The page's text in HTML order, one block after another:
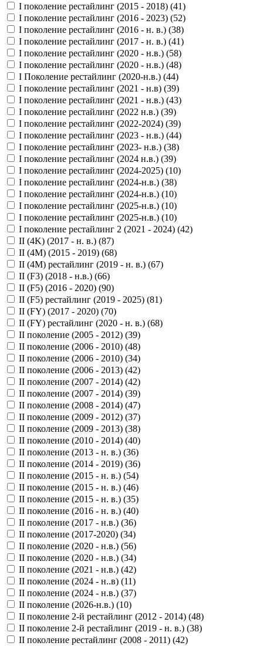
I поколение рестайлинг (2015 - 2018) (41)
I поколение рестайлинг (2016 - 2023) (52)
I поколение рестайлинг (2016 - н. в.) (38)
I поколение рестайлинг (2017 - н. в.) (41)
I поколение рестайлинг (2020 - н.в.) (58)
I поколение рестайлинг (2020 - н.в.) (48)
I Поколение рестайлинг (2020-н.в.) (44)
I поколение рестайлинг (2021 - н.в) (39)
I поколение рестайлинг (2021 - н.в.) (43)
I поколение рестайлинг (2022 н.в.) (39)
I поколение рестайлинг (2022-2024) (39)
I поколение рестайлинг (2023 - н.в.) (44)
I поколение рестайлинг (2023- н.в.) (38)
I поколение рестайлинг (2024 н.в.) (39)
I поколение рестайлинг (2024-2025) (10)
I поколение рестайлинг (2024-н.в.) (38)
I поколение рестайлинг (2024-н.в.) (10)
I поколение рестайлинг (2025-н.в.) (10)
I поколение рестайлинг (2025-н.в.) (10)
I поколение рестайлинг 2 (2021 - 2024) (42)
II (4K) (2017 - н. в.) (87)
II (4M) (2015 - 2019) (68)
II (4M) рестайлинг (2019 - н. в.) (67)
II (F3) (2018 - н.в.) (66)
II (F5) (2016 - 2020) (90)
II (F5) рестайлинг (2019 - 2025) (81)
II (FY) (2017 - 2020) (70)
II (FY) рестайлинг (2020 - н. в.) (68)
II поколение (2005 - 2012) (39)
II поколение (2006 - 2010) (48)
II поколение (2006 - 2010) (34)
II поколение (2006 - 2013) (42)
II поколение (2007 - 2014) (42)
II поколение (2007 - 2014) (39)
II поколение (2008 - 2014) (47)
II поколение (2009 - 2012) (37)
II поколение (2009 - 2013) (38)
II поколение (2010 - 2014) (40)
II поколение (2013 - н. в.) (36)
II поколение (2014 - 2019) (36)
II поколение (2015 - н. в.) (54)
II поколение (2015 - н. в.) (46)
II поколение (2015 - н. в.) (35)
II поколение (2016 - н. в.) (40)
II поколение (2017 - н.в.) (36)
II поколение (2017-2020) (34)
II поколение (2020 - н.в.) (56)
II поколение (2020 - н.в.) (34)
II поколение (2021 - н.в.) (42)
II поколение (2024 - н..в) (11)
II поколение (2024 - н.в.) (37)
II поколение (2026-н.в.) (10)
II поколение 2-й рестайлинг (2012 - 2014) (48)
II поколение 2-й рестайлинг (2019 - н. в.) (38)
II поколение рестайлинг (2008 - 2011) (42)